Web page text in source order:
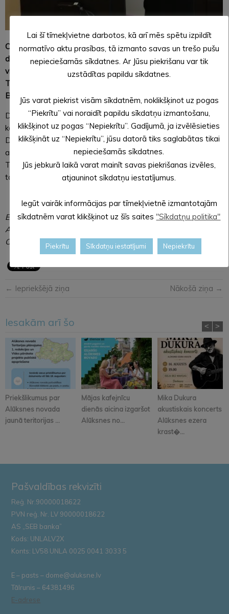
Ceturtdien, 26. jūnijā, notika Alūksnes novada pašvaldības
domes ārkārtas sēde, kurā par domes priekšsēdētāja
vietnieku tautsaimniecības jautājumos ievēlēja Druvi
Tomsonu (Nacionālā apvienība “Visu Latvijai!”-“Tēvzemei un
Brīvībai/LNNK”).
Druvis Tomsons bija vienīgā minētajam amatam izvirzītā
kandidatūra, viņu amatam virzīja domes priekšsēdētājs
Dzintars Adlers. D. Tomsona kandidatūru vienbalsīgi
atbalstīja visi 15 deputāti. Arī iepriekšējā sasaukumā D.
Tomsons bija domes priekšsēdētāja vietnieks
tautsaimniecības jautājumos.
Evita APLOKA,
Alūksnes novada pašvaldības
Centrālās administrācijas sabiedrisko attiecību speciāliste
← Iepriekšējā ziņa Nākošā ziņa →
Iesakām arī šo
Priekšlikumus par
Alūksnes novada
jaunā teritorijas ...
Mājas kafejnīcu
dienās aicina izgaršot
Alūksnes no...
Mika Dukura
akustiskais koncerts
Alūksnes ezera
krast�...
< >
Pašvaldības rekvizīti
Reģ. Nr.90000018622
PVN reģ. Nr. LV 90000018622
AS „SEB banka”
Kods: UNLALV2X
Konts: LV58 UNLA 0025 0041 3033 5
E – pasts – dome@aluksne.lv
Tālrunis – 64381496
E-adrese
Lai šī tīmekļvietne darbotos, kā arī mēs spētu izpildīt
normatīvo aktu prasības, tā izmanto savas un trešo pušu
nepieciešamās sīkdatnes. Ar Jūsu piekrišanu var tik
uzstādītas papildu sīkdatnes.
Jūs varat piekrist visām sīkdatnēm, noklikšķinot uz pogas
“Piekrītu” vai noraidīt papildu sīkdatņu izmantošanu,
klikšķinot uz pogas “Nepiekrītu”. Gadījumā, ja izvēlēsieties
klikšķināt uz “Nepiekrītu”, jūsu datorā tiks saglabātas tikai
nepieciešamās sīkdatnes.
Jūs jebkurā laikā varat mainīt savas piekrišanas izvēles,
atjauninot sīkdatņu iestatījumus.
Iegūt vairāk informācijas par tīmekļvietnē izmantotajām
sīkdatnēm varat klikšķinot uz šīs saites "Sīkdatņu politika"
Piekrītu Sīkdatņu iestatījumi Nepiekrītu